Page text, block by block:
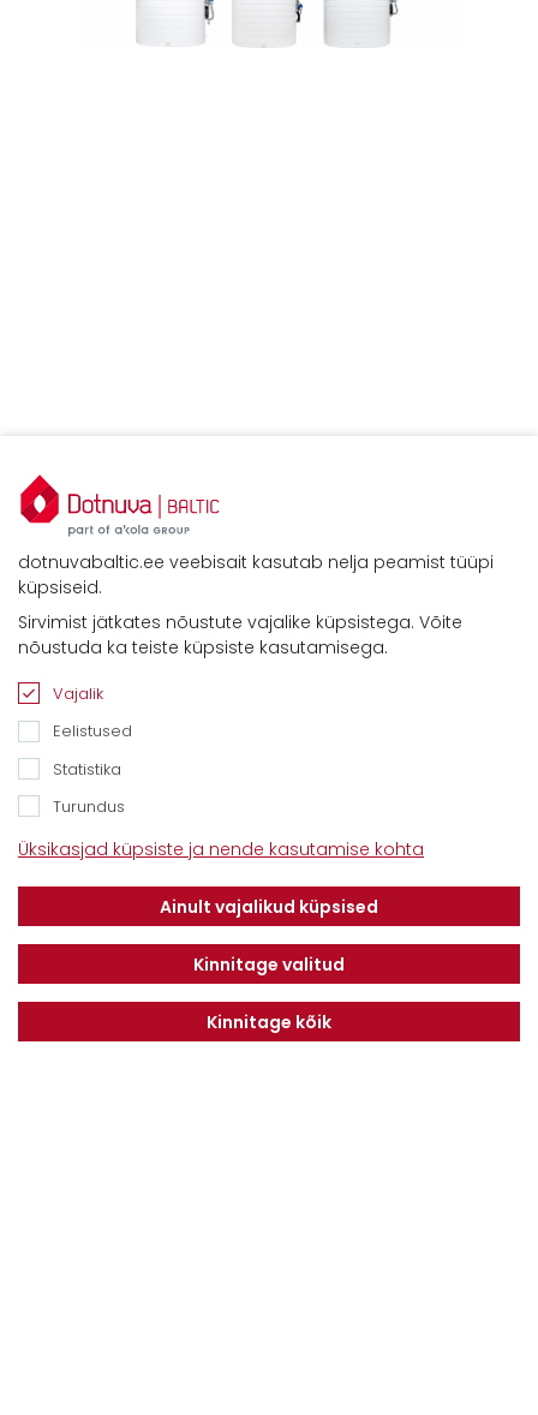
Kontaktid
E-mail:info@dotnuvabaltic.ee
dotnuvabaltic.ee veebisait kasutab nelja peamist tüüpi
küpsiseid.
Sirvimist jätkates nõustute vajalike küpsistega. Võite
nõustuda ka teiste küpsiste kasutamisega.
Vajalik
Eelistused
Statistika
Turundus
Üksikasjad küpsiste ja nende kasutamise kohta
Ainult vajalikud küpsised
Kinnitage valitud
Kinnitage kõik